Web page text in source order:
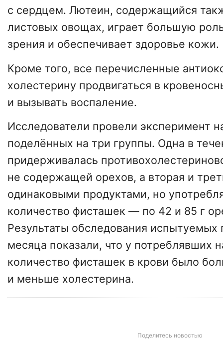
с сердцем. Лютеин, содержащийся
листовых овощах, играет большую
зрения и обеспечивает здоровье кожи.
Кроме того, все перечисленные
холестерину продвигаться в
и вызывать воспаление.
Исследователи провели эксперимент
поделённых на три группы. Одна в
придерживалась
не содержащей орехов, а вторая и
одинаковыми продуктами, но
количество фисташек — по 42 и 85 г
Результаты обследования испытуемых
месяца показали, что у потреблявших
количество фисташек в крови было
и меньше холестерина.
Поделитесь новостью